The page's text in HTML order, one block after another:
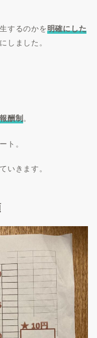
するのかを明確にした
しました。
報酬制。
ト。
いきます。